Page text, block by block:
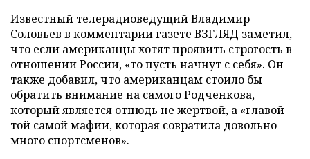
Известный телерадиоведущий Владимир
Соловьев в комментарии газете ВЗГЛЯД заметил,
что если американцы хотят проявить строгость в
отношении России, «то пусть начнут с себя». Он
также добавил, что американцам стоило бы
обратить внимание на самого Родченкова,
который является отнюдь не жертвой, а «главой
той самой мафии, которая совратила довольно
много спортсменов».